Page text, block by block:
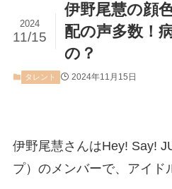
伊野尾慧の顔
配の声多数！
の？
2024
11/15
タレント 2024年11月15日
伊野尾慧さんはHey! Say!
プ）のメンバーで、アイド